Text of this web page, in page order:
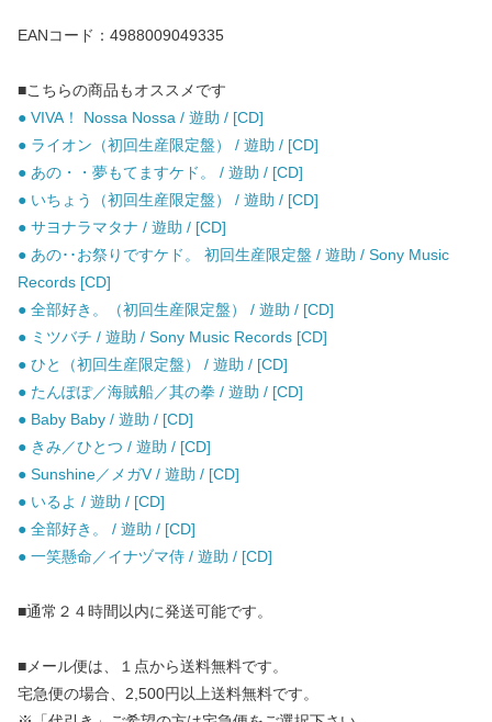
EANコード：4988009049335
■こちらの商品もオススメです
● VIVA！ Nossa Nossa / 遊助 / [CD]
● ライオン（初回生産限定盤） / 遊助 / [CD]
● あの・・夢もてますケド。 / 遊助 / [CD]
● いちょう（初回生産限定盤） / 遊助 / [CD]
● サヨナラマタナ / 遊助 / [CD]
● あの･･お祭りですケド。 初回生産限定盤 / 遊助 / Sony Music
Records [CD]
● 全部好き。（初回生産限定盤） / 遊助 / [CD]
● ミツバチ / 遊助 / Sony Music Records [CD]
● ひと（初回生産限定盤） / 遊助 / [CD]
● たんぽぽ／海賊船／其の拳 / 遊助 / [CD]
● Baby Baby / 遊助 / [CD]
● きみ／ひとつ / 遊助 / [CD]
● Sunshine／メガV / 遊助 / [CD]
● いるよ / 遊助 / [CD]
● 全部好き。 / 遊助 / [CD]
● 一笑懸命／イナヅマ侍 / 遊助 / [CD]
■通常２４時間以内に発送可能です。
■メール便は、１点から送料無料です。
宅急便の場合、2,500円以上送料無料です。